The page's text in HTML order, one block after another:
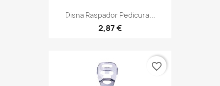
Disna Raspador Pedicura...
2,87 €
favorite_border